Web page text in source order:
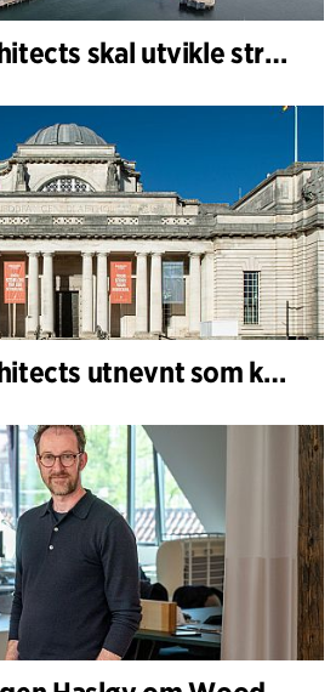
C.F. Møller Architects skal utvikle strategien for Knutepunkt Larvik og indre havn
C.F. Møller Architects utnevnt som konseptarkitekt for prosjektet National Museum Cardiff